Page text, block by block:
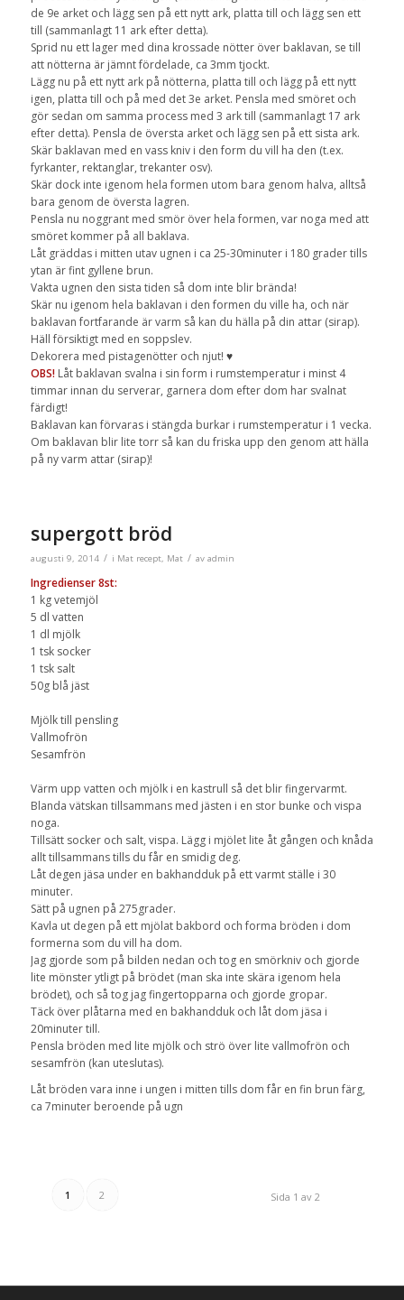
de 9e arket och lägg sen på ett nytt ark, platta till och lägg sen ett
till (sammanlagt 11 ark efter detta).
Sprid nu ett lager med dina krossade nötter över baklavan, se till
att nötterna är jämnt fördelade, ca 3mm tjockt.
Lägg nu på ett nytt ark på nötterna, platta till och lägg på ett nytt
igen, platta till och på med det 3e arket. Pensla med smöret och
gör sedan om samma process med 3 ark till (sammanlagt 17 ark
efter detta). Pensla de översta arket och lägg sen på ett sista ark.
Skär baklavan med en vass kniv i den form du vill ha den (t.ex.
fyrkanter, rektanglar, trekanter osv).
Skär dock inte igenom hela formen utom bara genom halva, alltså
bara genom de översta lagren.
Pensla nu noggrant med smör över hela formen, var noga med att
smöret kommer på all baklava.
Låt gräddas i mitten utav ugnen i ca 25-30minuter i 180 grader tills
ytan är fint gyllene brun.
Vakta ugnen den sista tiden så dom inte blir brända!
Skär nu igenom hela baklavan i den formen du ville ha, och när
baklavan fortfarande är varm så kan du hälla på din attar (sirap).
Häll försiktigt med en soppslev.
Dekorera med pistagenötter och njut! ♥
OBS! Låt baklavan svalna i sin form i rumstemperatur i minst 4
timmar innan du serverar, garnera dom efter dom har svalnat
färdigt!
Baklavan kan förvaras i stängda burkar i rumstemperatur i 1 vecka.
Om baklavan blir lite torr så kan du friska upp den genom att hälla
på ny varm attar (sirap)!
supergott bröd
augusti 9, 2014 / i Mat recept, Mat / av admin
Ingredienser 8st:
1 kg vetemjöl
5 dl vatten
1 dl mjölk
1 tsk socker
1 tsk salt
50g blå jäst
Mjölk till pensling
Vallmofrön
Sesamfrön
Värm upp vatten och mjölk i en kastrull så det blir fingervarmt.
Blanda vätskan tillsammans med jästen i en stor bunke och vispa
noga.
Tillsätt socker och salt, vispa. Lägg i mjölet lite åt gången och knåda
allt tillsammans tills du får en smidig deg.
Låt degen jäsa under en bakhandduk på ett varmt ställe i 30
minuter.
Sätt på ugnen på 275grader.
Kavla ut degen på ett mjölat bakbord och forma bröden i dom
formerna som du vill ha dom.
Jag gjorde som på bilden nedan och tog en smörkniv och gjorde
lite mönster ytligt på brödet (man ska inte skära igenom hela
brödet), och så tog jag fingertopparna och gjorde gropar.
Täck över plåtarna med en bakhandduk och låt dom jäsa i
20minuter till.
Pensla bröden med lite mjölk och strö över lite vallmofrön och
sesamfrön (kan uteslutas).
Låt bröden vara inne i ungen i mitten tills dom får en fin brun färg,
ca 7minuter beroende på ugn
Sida 1 av 2
1 2